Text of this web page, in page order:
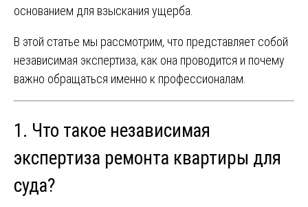
основанием для взыскания ущерба.
В этой статье мы рассмотрим, что представляет собой
независимая экспертиза, как она проводится и почему
важно обращаться именно к профессионалам.
1. Что такое независимая
экспертиза ремонта квартиры для
суда?